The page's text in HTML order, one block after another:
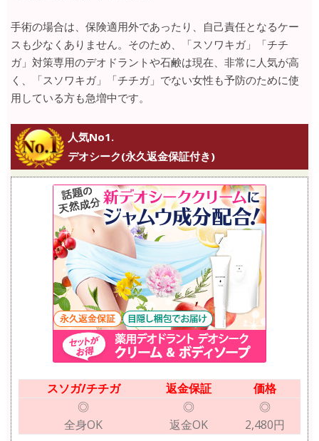
手術の場合は、保険適用外であったり、自己責任となるケー
スも少なくありません。そのため、「スソワキガ」「チチ
ガ」対策専用のデオドラントや石鹸は現在、非常に人気が高
く、「スソワキガ」「チチガ」でない女性も予防のために使
用している方も急増中です。
人気No1.
デオシーク(永久返金保証付き)
スソガ/チチガ 返金保証
価格
◎
全身OK
◎
返金OK
◎
2,480円